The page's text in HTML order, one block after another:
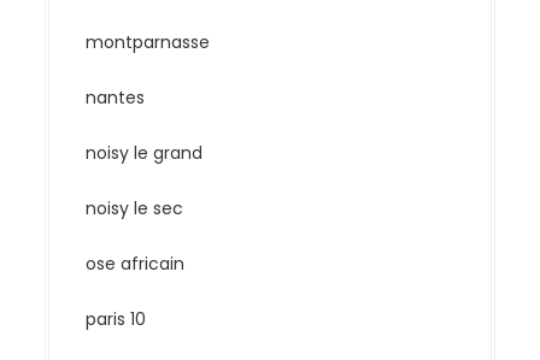
montparnasse
nantes
noisy le grand
noisy le sec
ose africain
paris 10